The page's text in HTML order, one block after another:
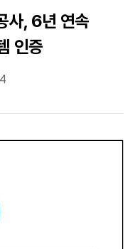
사, 6년 연속
인증